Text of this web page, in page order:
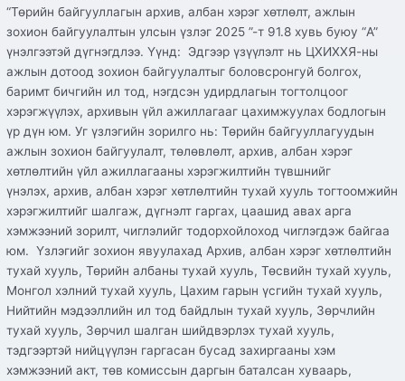
“Төрийн байгууллагын архив, албан хэрэг хөтлөлт, ажлын
зохион байгуулалтын улсын үзлэг 2025 ”-т 91.8 хувь буюу “A”
үнэлгээтэй дүгнэгдлээ. Үүнд: Эдгээр үзүүлэлт нь ЦХИХХЯ-ны
ажлын дотоод зохион байгуулалтыг боловсронгуй болгох,
баримт бичгийн ил тод, нэгдсэн удирдлагын тогтолцоог
хэрэгжүүлэх, архивын үйл ажиллагааг цахимжуулах бодлогын
үр дүн юм. Уг үзлэгийн зорилго нь: Төрийн байгууллагуудын
ажлын зохион байгуулалт, төлөвлөлт, архив, албан хэрэг
хөтлөлтийн үйл ажиллагааны хэрэгжилтийн түвшнийг
үнэлэх, архив, албан хэрэг хөтлөлтийн тухай хууль тогтоомжийн
хэрэгжилтийг шалгаж, дүгнэлт гаргах, цаашид авах арга
хэмжээний зорилт, чиглэлийг тодорхойлоход чиглэгдэж байгаа
юм. Үзлэгийг зохион явуулахад Архив, албан хэрэг хөтлөлтийн
тухай хууль, Төрийн албаны тухай хууль, Төсвийн тухай хууль,
Монгол хэлний тухай хууль, Цахим гарын үсгийн тухай хууль,
Нийтийн мэдээллийн ил тод байдлын тухай хууль, Зөрчлийн
тухай хууль, Зөрчил шалган шийдвэрлэх тухай хууль,
тэдгээртэй нийцүүлэн гаргасан бусад захиргааны хэм
хэмжээний акт, төв комиссын даргын баталсан хуваарь,